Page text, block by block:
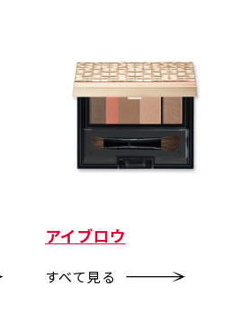
アイブロウ
すべて見る